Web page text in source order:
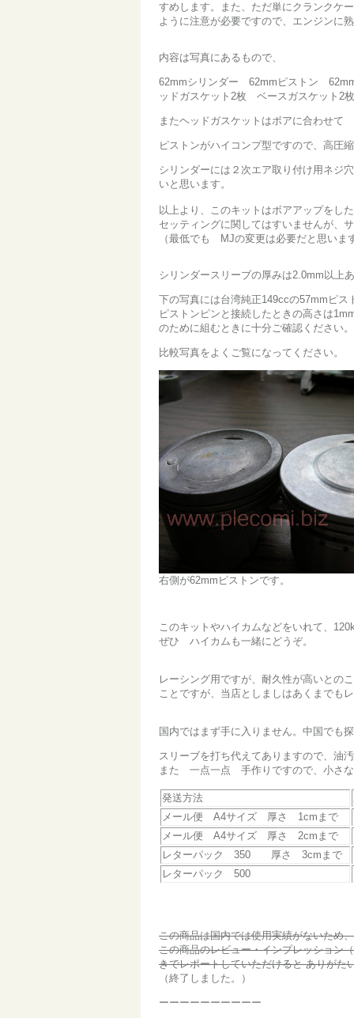
すめします。また、ただ単にクランクケ
ように注意が必要ですので、エンジンに
内容は写真にあるもので、
62mmシリンダー 62mmピストン
ッドガスケット2枚 ベースガスケット2
またヘッドガスケットはボアに合わせて
ピストンがハイコンプ型ですので、高圧
シリンダーには２次エア取り付け用ネジ
いと思います。
以上より、このキットはボアアップをし
セッティングに関してはすいませんが、
（最低でも MJの変更は必要だと思いま
シリンダースリーブの厚みは2.0mm以上
下の写真には台湾純正149ccの57mmピ
ピストンピンと接続したときの高さは
のために組むときに十分ご確認ください。
比較写真をよくご覧になってください。
右側が62mmピストンです。
このキットやハイカムなどをいれて、
ぜひ ハイカムも一緒にどうぞ。
レーシング用ですが、耐久性が高いとの
ことですが、当店としましはあくまでも
国内ではまず手に入りません。中国でも
スリーブを打ち代えてありますので、油
また 一点一点 手作りですので、小さな
発送方法
メール便 A4サイズ 厚さ 1cmまで
メール便 A4サイズ 厚さ 2cmまで
レターパック 350 厚さ 3cmまで
レターパック 500
この商品は国内では使用実績がないため、
この商品のレビュー・インプレッション
きでレポートしていただけると ありがた
（終了しました。）
ーーーーーーーーーー